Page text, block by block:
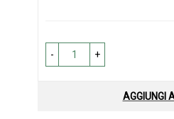
- +
AGGIUNGI